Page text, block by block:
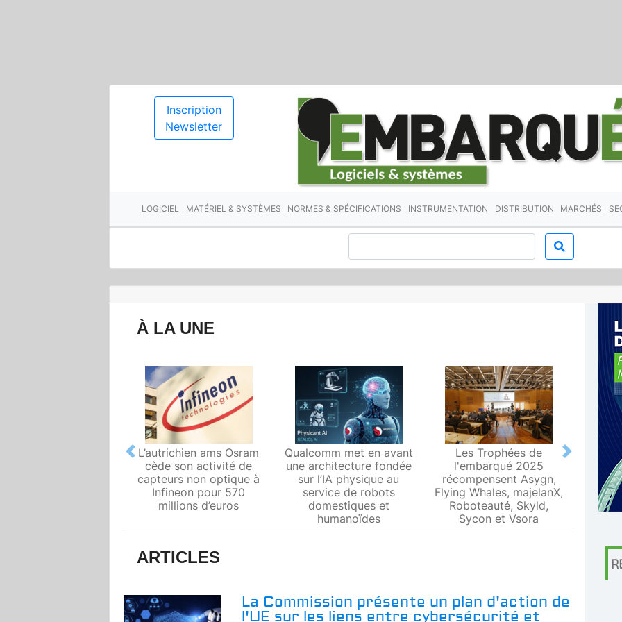
Inscription
Newsletter
LOGICIEL MATÉRIEL & SYSTÈMES NORMES & SPÉCIFICATIONS INSTRUMENTATION DISTRIBUTION MARCHÉS
À LA UNE
L’autrichien ams Osram
cède son activité de
capteurs non optique à
Infineon pour 570
millions d’euros
Qualcomm met en avant
une architecture fondée
sur l’IA physique au
service de robots
domestiques et
humanoïdes
Les Trophées de
l'embarqué 2025
récompensent Asygn,
Flying Whales, majelanX,
Roboteauté, Skyld,
Sycon et Vsora
Le
Previous Next
ARTICLES
La Commission présente un plan d'action de
l'UE sur les liens entre cybersécurité et